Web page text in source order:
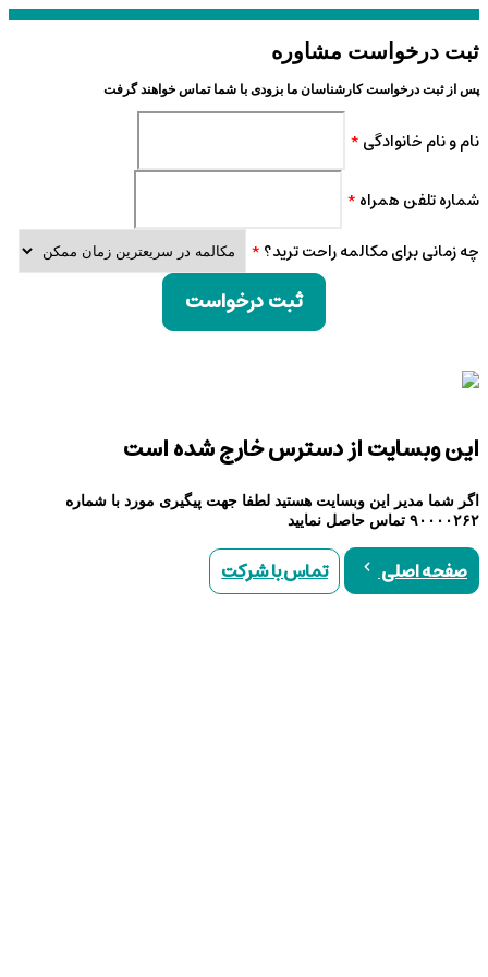
ثبت درخواست مشاوره
پس از ثبت درخواست کارشناسان ما بزودی با شما تماس خواهند گرفت
نام و نام خانوادگی *
شماره تلفن همراه *
چه زمانی برای مکالمه راحت ترید؟ *
ثبت درخواست
این وبسایت از دسترس خارج شده است
اگر شما مدیر این وبسایت هستید لطفا جهت پیگیری مورد با شماره
۹۰۰۰۰۲۶۲ تماس حاصل نمایید
صفحه اصلی تماس با شرکت